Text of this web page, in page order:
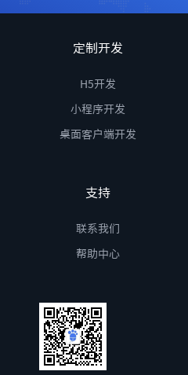
定制开发
H5开发
小程序开发
桌面客户端开发
支持
联系我们
帮助中心